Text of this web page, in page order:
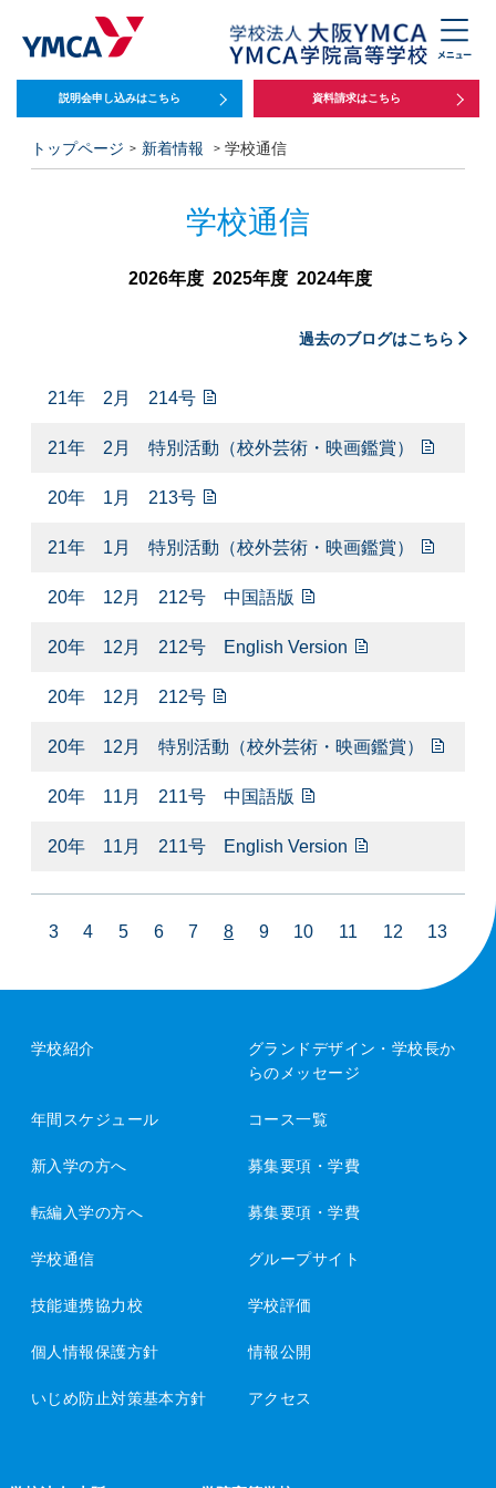
説明会申し込みはこちら 資料請求はこちら
トップページ 新着情報 学校通信
学校通信
2026年度 2025年度 2024年度
過去のブログはこちら
21年 2月 214号
21年 2月 特別活動（校外芸術・映画鑑賞）
20年 1月 213号
21年 1月 特別活動（校外芸術・映画鑑賞）
20年 12月 212号 中国語版
20年 12月 212号 English Version
20年 12月 212号
20年 12月 特別活動（校外芸術・映画鑑賞）
20年 11月 211号 中国語版
20年 11月 211号 English Version
3 4 5 6 7 8 9 10 11 12 13
学校紹介 グランドデザイン・ 学校長か
らのメッセージ
年間スケジュール コース一覧
新入学の方へ 募集要項・学費
転編入学の方へ 募集要項・学費
学校通信 グループサイト
技能連携協力校 学校評価
個人情報保護方針 情報公開
いじめ防止対策基本方針 アクセス